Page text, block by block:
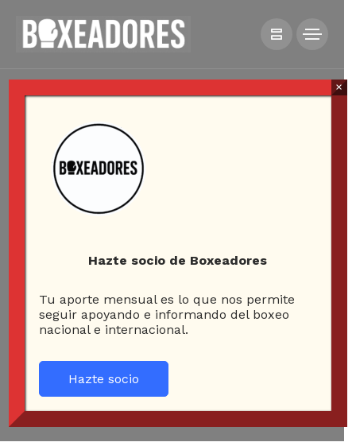
Hazte socio de Boxeadores
Tu aporte mensual es lo que nos permite
seguir apoyando e informando del boxeo
nacional e internacional.
Hazte socio
×